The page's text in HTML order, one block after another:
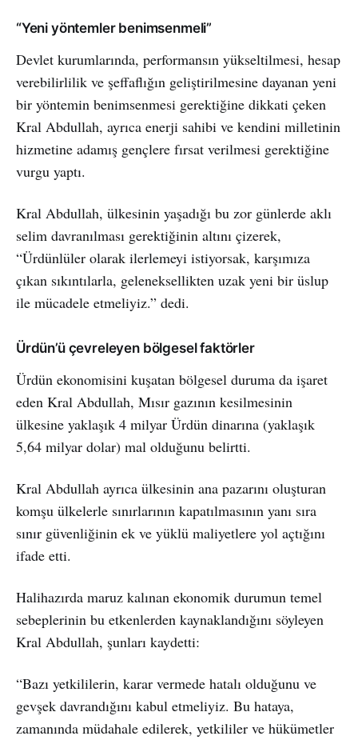
“Yeni yöntemler benimsenmeli”
Devlet kurumlarında, performansın yükseltilmesi, hesap
verebilirlilik ve şeffaflığın geliştirilmesine dayanan yeni
bir yöntemin benimsenmesi gerektiğine dikkati çeken
Kral Abdullah, ayrıca enerji sahibi ve kendini milletinin
hizmetine adamış gençlere fırsat verilmesi gerektiğine
vurgu yaptı.
Kral Abdullah, ülkesinin yaşadığı bu zor günlerde aklı
selim davranılması gerektiğinin altını çizerek,
“Ürdünlüler olarak ilerlemeyi istiyorsak, karşımıza
çıkan sıkıntılarla, geleneksellikten uzak yeni bir üslup
ile mücadele etmeliyiz.” dedi.
Ürdün’ü çevreleyen bölgesel faktörler
Ürdün ekonomisini kuşatan bölgesel duruma da işaret
eden Kral Abdullah, Mısır gazının kesilmesinin
ülkesine yaklaşık 4 milyar Ürdün dinarına (yaklaşık
5,64 milyar dolar) mal olduğunu belirtti.
Kral Abdullah ayrıca ülkesinin ana pazarını oluşturan
komşu ülkelerle sınırlarının kapatılmasının yanı sıra
sınır güvenliğinin ek ve yüklü maliyetlere yol açtığını
ifade etti.
Halihazırda maruz kalınan ekonomik durumun temel
sebeplerinin bu etkenlerden kaynaklandığını söyleyen
Kral Abdullah, şunları kaydetti:
“Bazı yetkililerin, karar vermede hatalı olduğunu ve
gevşek davrandığını kabul etmeliyiz. Bu hataya,
zamanında müdahale edilerek, yetkililer ve hükümetler